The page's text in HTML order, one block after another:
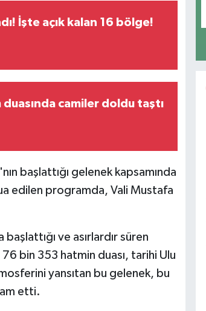
İşte açık kalan 16 bölge!
Hatim duasında camiler doldu taştı
başlattığı gelenek kapsamında
edilen programda, Vali Mustafa
ve asırlardır süren
bin 353 hatmin duası, tarihi Ulu
yansıtan bu gelenek, bu
etti.